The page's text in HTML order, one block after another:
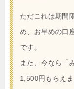
ただこれは期間
め、お早めの口
です。
また、今なら「
1,500円もらえ